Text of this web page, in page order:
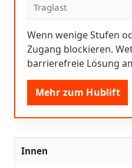
Traglast
Wenn wenige Stufen
Zugang blockieren.
barrierefreie Lösung
Mehr zum Hublift
Innen